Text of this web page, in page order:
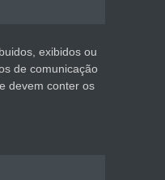
exibidos ou
de comunicação
devem conter os